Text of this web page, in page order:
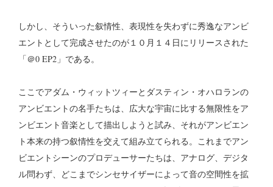
しかし、そういった叙情性、表現性を失わずに秀逸なアンビ
エントとして完成させたのが１０月１４日にリリースされた
「＠0 EP2」である。
ここでアダム・ウィットツィーとダスティン・オハロランの
アンビエントの名手たちは、広大な宇宙に比する無限性をア
ンビエント音楽として描出しようと試み、それがアンビエン
ト本来の持つ叙情性を交えて組み立てられる。これまでアン
ビエントシーンのプロデューサーたちは、アナログ、デジタ
ル問わず、どこまでシンセサイザーによって音の空間性を拡